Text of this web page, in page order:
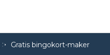
Gratis bingokort-maker